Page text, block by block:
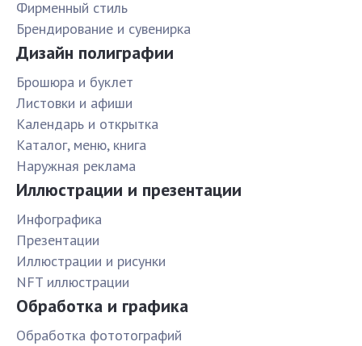
Фирменный стиль
Брендирование и сувенирка
Дизайн полиграфии
Брошюра и буклет
Листовки и афиши
Календарь и открытка
Каталог, меню, книга
Наружная реклама
Иллюстрации и презентации
Инфографика
Презентации
Иллюстрации и рисунки
NFT иллюстрации
Обработка и графика
Обработка фототографий